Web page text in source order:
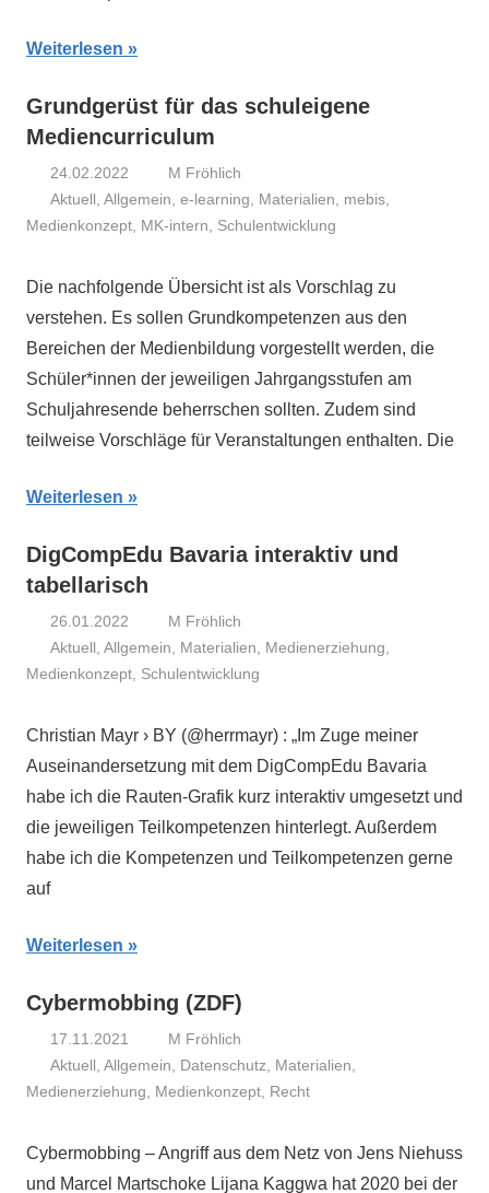
Weiterlesen
Grundgerüst für das schuleigene
Mediencurriculum
24.02.2022
M Fröhlich
Aktuell ,Allgemein ,e-learning Materialien mebis
Medienkonzept MK-intern Schulentwicklung
Die nachfolgende Übersicht ist als Vorschlag zu
verstehen. Es sollen Grundkompetenzen aus den
Bereichen der Medienbildung vorgestellt werden, die
Schüler*innen der jeweiligen Jahrgangsstufen am
Schuljahresende beherrschen sollten. Zudem sind
teilweise Vorschläge für Veranstaltungen enthalten. Die
Weiterlesen
DigCompEdu Bavaria interaktiv und
tabellarisch
26.01.2022
M Fröhlich
Aktuell ,Allgemein Materialien Medienerziehung
Medienkonzept Schulentwicklung
Christian Mayr › BY (@herrmayr) : „Im Zuge meiner
Auseinandersetzung mit dem DigCompEdu Bavaria
habe ich die Rauten-Grafik kurz interaktiv umgesetzt und
die jeweiligen Teilkompetenzen hinterlegt. Außerdem
habe ich die Kompetenzen und Teilkompetenzen gerne
auf
Weiterlesen
Cybermobbing (ZDF)
17.11.2021
M Fröhlich
Aktuell ,Allgemein Datenschutz Materialien
Medienerziehung
Medienkonzept Recht
Cybermobbing – Angriff aus dem Netz von Jens Niehuss
und Marcel Martschoke Lijana Kaggwa hat 2020 bei der